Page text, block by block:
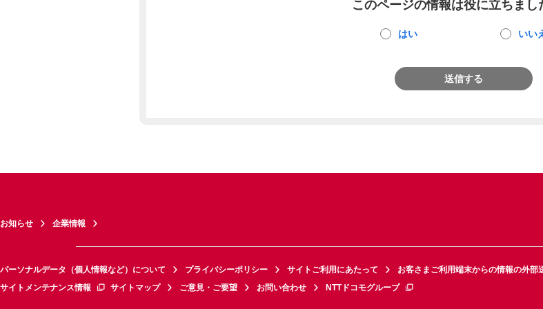
このページの情報は役に立ちまし
はい いい
送信する
お知らせ 企業情報
パーソナルデータ（個人情報など）について プライバシーポリシー サイトご利用にあたって お客さまご利用端末からの情報の外部
サイトメンテナンス情報
サイトマップ ご意見・ご要望 お問い合わせ NTTドコモグループ